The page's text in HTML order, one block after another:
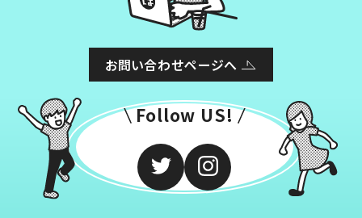
お問い合わせページへ
Follow US!